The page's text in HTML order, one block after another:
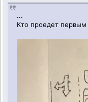
...
Кто проедет первым